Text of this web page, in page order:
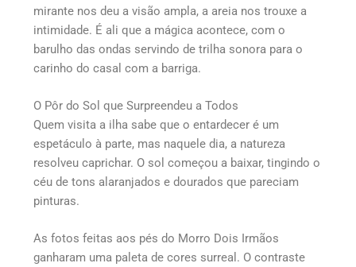
mirante nos deu a visão ampla, a areia nos trouxe a
intimidade. É ali que a mágica acontece, com o
barulho das ondas servindo de trilha sonora para o
carinho do casal com a barriga.
O Pôr do Sol que Surpreendeu a Todos
Quem visita a ilha sabe que o entardecer é um
espetáculo à parte, mas naquele dia, a natureza
resolveu caprichar. O sol começou a baixar, tingindo o
céu de tons alaranjados e dourados que pareciam
pinturas.
As fotos feitas aos pés do Morro Dois Irmãos
ganharam uma paleta de cores surreal. O contraste